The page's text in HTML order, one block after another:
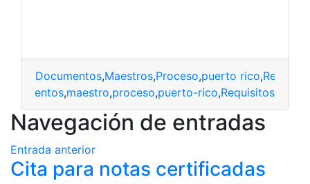
Documentos,Maestros,Proceso,puerto rico,
,maestro,proceso,puerto-rico,Requisitos
Navegación de entradas
Entrada anterior
Cita para notas certificadas